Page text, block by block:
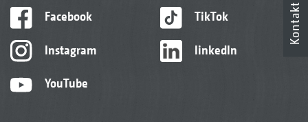
Facebook
Instagram
YouTube
TikTok
linkedIn
Kontakt